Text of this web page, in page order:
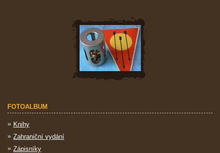
FOTOALBUM
Knihy
Zahraniční vydání
Zápisníky